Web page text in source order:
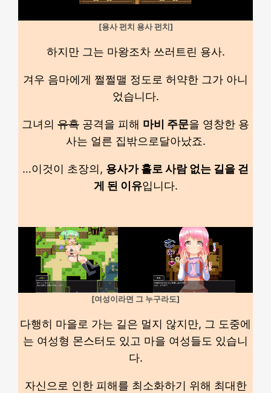
[용사 펀치 용사 펀치]
하지만 그는 마왕조차 쓰러트린 용사.
겨우 음마에게 쩔쩔맬 정도로 허약한 그가 아니
었습니다.
그녀의 유혹 공격을 피해 마비 주문을 영창한 용
사는 얼른 집밖으로달아났죠.
…이것이 초장의, 용사가 홀로 사람 없는 길을 걷
게 된 이유입니다.
[여성이라면 그 누구라도]
다행히 마을로 가는 길은 멀지 않지만, 그 도중에
는 여성형 몬스터도 있고 마을 여성들도 있습니
다.
자신으로 인한 피해를 최소화하기 위해 최대한